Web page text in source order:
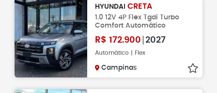
HYUNDAI CRETA
1.0 12V 4P Flex Tgdi Turbo
Comfort Automático
R$ 172.900 2027
Automático | Flex
Campinas